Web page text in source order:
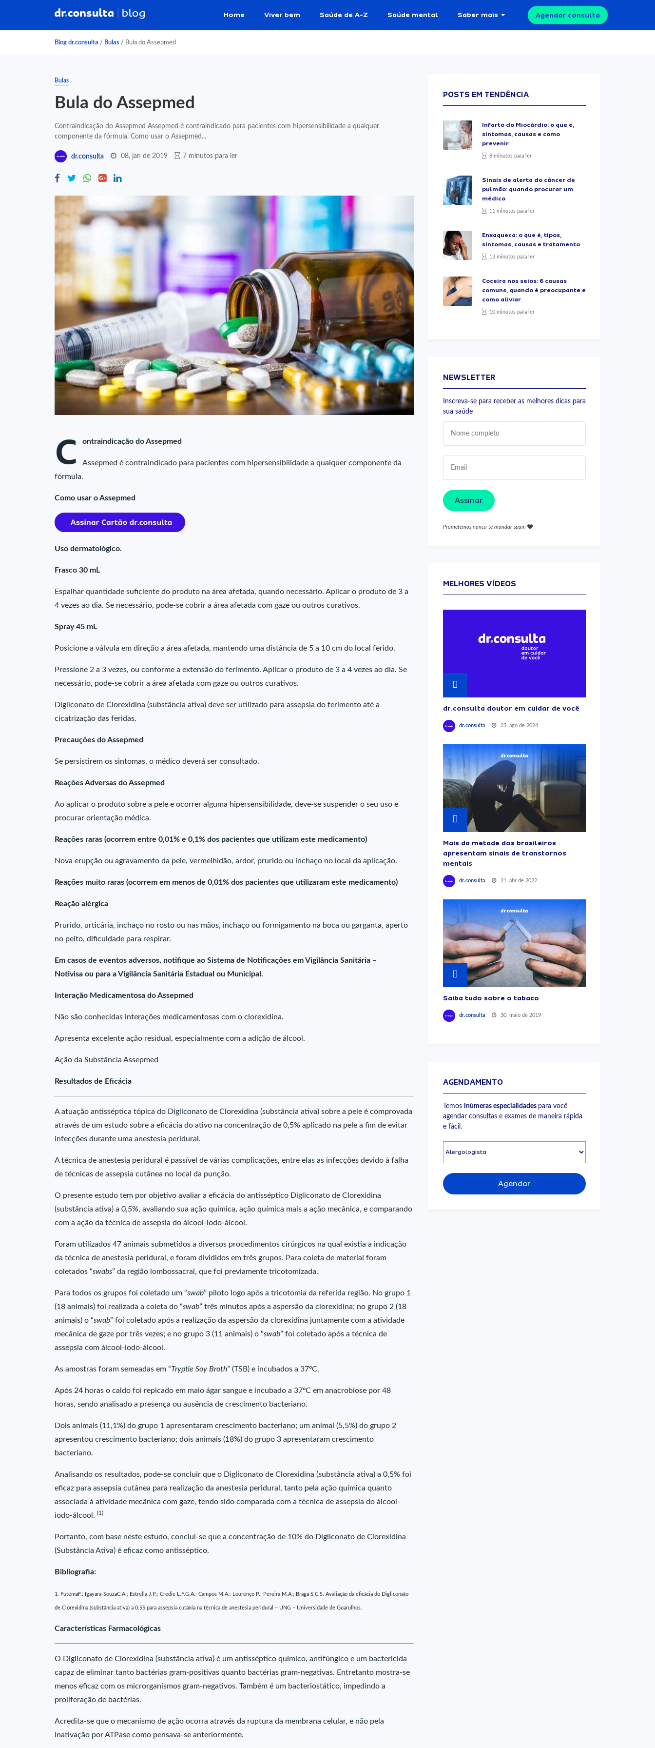
Home Viver bem Saúde de A-Z Saúde mental Saber mais Agendar consulta
Blog dr.consulta / Bulas / Bula do Assepmed
Bulas
Bula do Assepmed
Contraindicação do Assepmed Assepmed é contraindicado para pacientes com hipersensibilidade a qualquer
componente da fórmula. Como usar o Assepmed...
dr.consulta 08, jan de 2019 7 minutos para ler
C ontraindicação do Assepmed
Assepmed é contraindicado para pacientes com hipersensibilidade a qualquer componente da
fórmula.
Como usar o Assepmed
Uso dermatológico.
Frasco 30 mL
Espalhar quantidade suficiente do produto na área afetada, quando necessário. Aplicar o produto de 3 a
4 vezes ao dia. Se necessário, pode-se cobrir a área afetada com gaze ou outros curativos.
Spray 45 mL
Posicione a válvula em direção a área afetada, mantendo uma distância de 5 a 10 cm do local ferido.
Pressione 2 a 3 vezes, ou conforme a extensão do ferimento. Aplicar o produto de 3 a 4 vezes ao dia. Se
necessário, pode-se cobrir a área afetada com gaze ou outros curativos.
Digliconato de Clorexidina (substância ativa) deve ser utilizado para assepsia do ferimento até a
cicatrização das feridas.
Precauções do Assepmed
Se persistirem os sintomas, o médico deverá ser consultado.
Reações Adversas do Assepmed
Ao aplicar o produto sobre a pele e ocorrer alguma hipersensibilidade, deve-se suspender o seu uso e
procurar orientação médica.
Reações raras (ocorrem entre 0,01% e 0,1% dos pacientes que utilizam este medicamento)
Nova erupção ou agravamento da pele, vermelhidão, ardor, prurido ou inchaço no local da aplicação.
Reações muito raras (ocorrem em menos de 0,01% dos pacientes que utilizaram este medicamento)
Reação alérgica
Prurido, urticária, inchaço no rosto ou nas mãos, inchaço ou formigamento na boca ou garganta, aperto
no peito, dificuldade para respirar.
Em casos de eventos adversos, notifique ao Sistema de Notificações em Vigilância Sanitária –
Notivisa ou para a Vigilância Sanitária Estadual ou Municipal.
Interação Medicamentosa do Assepmed
Não são conhecidas interações medicamentosas com o clorexidina.
Apresenta excelente ação residual, especialmente com a adição de álcool.
Ação da Substância Assepmed
Resultados de Eficácia
A atuação antisséptica tópica do Digliconato de Clorexidina (substância ativa) sobre a pele é comprovada
através de um estudo sobre a eficácia do ativo na concentração de 0,5% aplicado na pele a fim de evitar
infecções durante uma anestesia peridural.
A técnica de anestesia peridural é passível de várias complicações, entre elas as infecções devido à falha
de técnicas de assepsia cutânea no local da punção.
O presente estudo tem por objetivo avaliar a eficácia do antisséptico Digliconato de Clorexidina
(substância ativa) a 0,5%, avaliando sua ação química, ação química mais a ação mecânica, e comparando
com a ação da técnica de assepsia do álcool-iodo-álcool.
Foram utilizados 47 animais submetidos a diversos procedimentos cirúrgicos na qual existia a indicação
da técnica de anestesia peridural, e foram divididos em três grupos. Para coleta de material foram
coletados “swabs” da região lombossacral, que foi previamente tricotomizada.
Para todos os grupos foi coletado um “swab” piloto logo após a tricotomia da referida região. No grupo 1
(18 animais) foi realizada a coleta do “swab” três minutos após a aspersão da clorexidina; no grupo 2 (18
animais) o “swab” foi coletado após a realização da aspersão da clorexidina juntamente com a atividade
mecânica de gaze por três vezes; e no grupo 3 (11 animais) o “swab” foi coletado após a técnica de
assepsia com álcool-iodo-álcool.
As amostras foram semeadas em “Tryptie Soy Broth” (TSB) e incubados a 37ºC.
Após 24 horas o caldo foi repicado em maio ágar sangue e incubado a 37ºC em anacrobiose por 48
horas, sendo analisado a presença ou ausência de crescimento bacteriano.
Dois animais (11,1%) do grupo 1 apresentaram crescimento bacteriano; um animal (5,5%) do grupo 2
apresentou crescimento bacteriano; dois animais (18%) do grupo 3 apresentaram crescimento
bacteriano.
Analisando os resultados, pode-se concluir que o Digliconato de Clorexidina (substância ativa) a 0,5% foi
eficaz para assepsia cutânea para realização da anestesia peridural, tanto pela ação química quanto
associada à atividade mecânica com gaze, tendo sido comparada com a técnica de assepsia do álcool-
iodo-álcool. (1)
Portanto, com base neste estudo, conclui-se que a concentração de 10% do Digliconato de Clorexidina
(Substância Ativa) é eficaz como antisséptico.
Bibliografia:
1. FutemaF.: Igayara-SouzaC.A.; Estrella J.P.; Credie L.F.G.A.; Campos M.A.; Lourenço P.; Pereira M.A.; Braga S.C.S. Avaliação da eficácia do Digliconato
de Clorexidina (substância ativa) a 0,55 para assepsia cutânia na técnica de anestesia peridural – UNG – Universidade de Guarulhos.
Características Farmacológicas
O Digliconato de Clorexidina (substância ativa) é um antisséptico químico, antifúngico e um bactericida
capaz de eliminar tanto bactérias gram-positivas quanto bactérias gram-negativas. Entretanto mostra-se
menos eficaz com os microrganismos gram-negativos. Também é um bacteriostático, impedindo a
proliferação de bactérias.
Acredita-se que o mecanismo de ação ocorra através da ruptura da membrana celular, e não pela
inativação por ATPase como pensava-se anteriormente.
POSTS EM TENDÊNCIA
Infarto do Miocárdio: o que é,
sintomas, causas e como
prevenir
8 minutos para ler
Sinais de alerta do câncer de
pulmão: quando procurar um
médico
11 minutos para ler
Enxaqueca: o que é, tipos,
sintomas, causas e tratamento
13 minutos para ler
Coceira nos seios: 6 causas
comuns, quando é preocupante e
como aliviar
10 minutos para ler
NEWSLETTER
Inscreva-se para receber as melhores dicas para
sua saúde
Assinar
Prometemos nunca te mandar spam
MELHORES VÍDEOS
dr.consulta doutor em cuidar de você
dr.consulta 23, ago de 2024
Mais da metade dos brasileiros
apresentam sinais de transtornos
mentais
dr.consulta 21, abr de 2022
Saiba tudo sobre o tabaco
dr.consulta 30, maio de 2019
AGENDAMENTO
Temos inúmeras especialidades para você
agendar consultas e exames de maneira rápida
e fácil.
Agendar